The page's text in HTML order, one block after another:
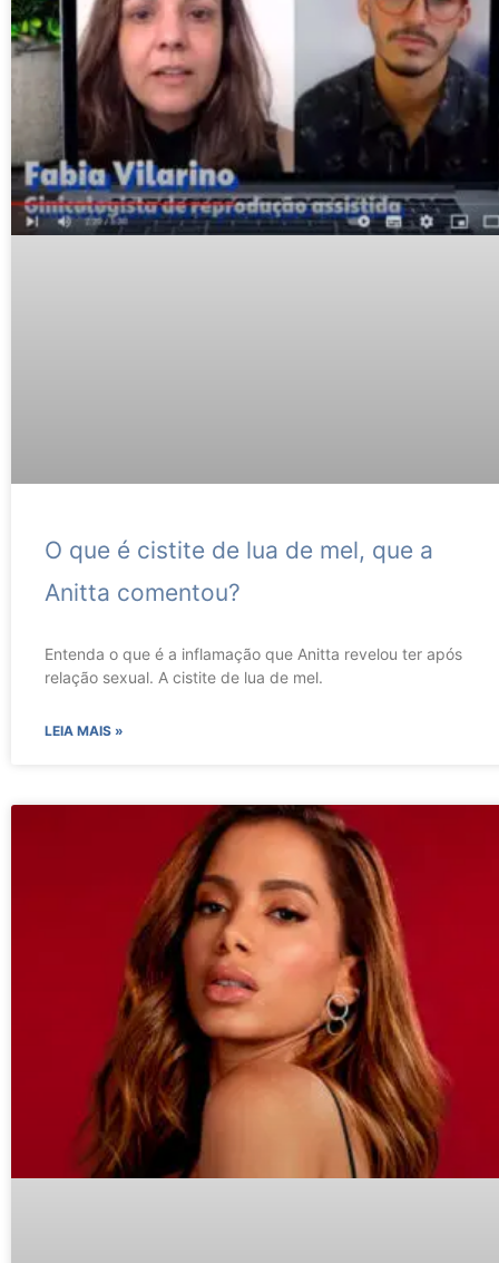
O que é cistite de lua de mel, que a
Anitta comentou?
Entenda o que é a inflamação que Anitta revelou ter após
relação sexual. A cistite de lua de mel.
LEIA MAIS »